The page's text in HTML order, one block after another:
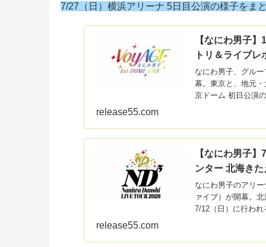
7/27 （日）横浜アリーナ 5日目公演の様子をま
【なにわ男子
トリ＆ライブレ
なにわ男子、グル
幕。東京と、地元
京ドーム 初日公演
release55.com
【なにわ男子
ンター 北海き
なにわ男子のアリ
ァイブ）が開幕。
7/12（日）に行わ
release55.com